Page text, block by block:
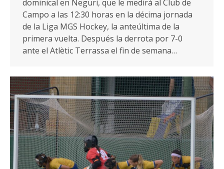
dominical en Neguri, que le medirá al Club de
Campo a las 12:30 horas en la décima jornada
de la Liga MGS Hockey, la anteúltima de la
primera vuelta. Después la derrota por 7-0
ante el Atlètic Terrassa el fin de semana…